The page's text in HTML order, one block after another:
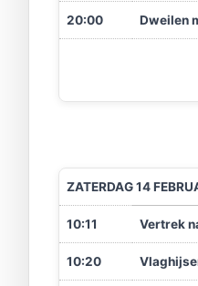
20:00 Dweilen
ZATERDAG 14
10:11 Vertrek
10:20